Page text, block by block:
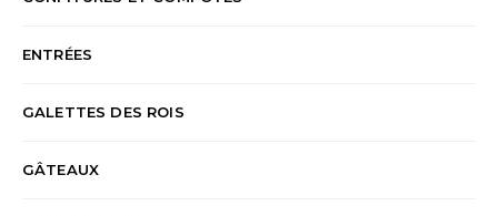
ENTRÉES
GALETTES DES ROIS
GÂTEAUX